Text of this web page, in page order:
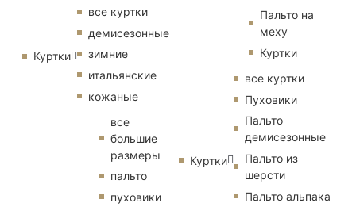
Куртки
все куртки
демисезонные
зимние
итальянские
кожаные
все
большие
размеры
пальто
пуховики
Пальто на
меху
Куртки
Куртки
все куртки
Пуховики
Пальто
демисезонные
Пальто из
шерсти
Пальто альпака